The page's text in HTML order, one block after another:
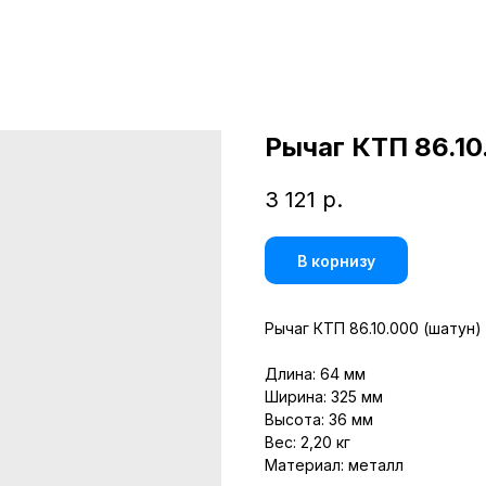
Рычаг КТП
3 121 р.
В корнизу
Рычаг КТП 86.10.000 (шатун)
Длина: 64 мм
Ширина: 325 мм
Высота: 36 мм
Вес: 2,20 кг
Материал: металл